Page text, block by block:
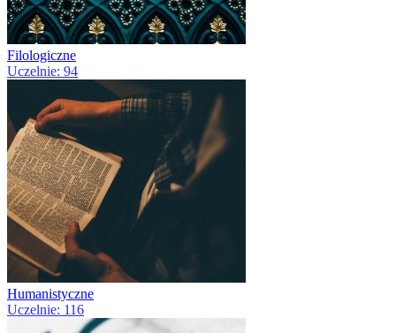
Filologiczne
Uczelnie: 94
Humanistyczne
Uczelnie: 116